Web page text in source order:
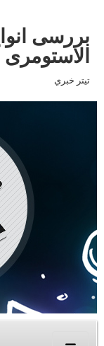
بررسی
تيتر خبري